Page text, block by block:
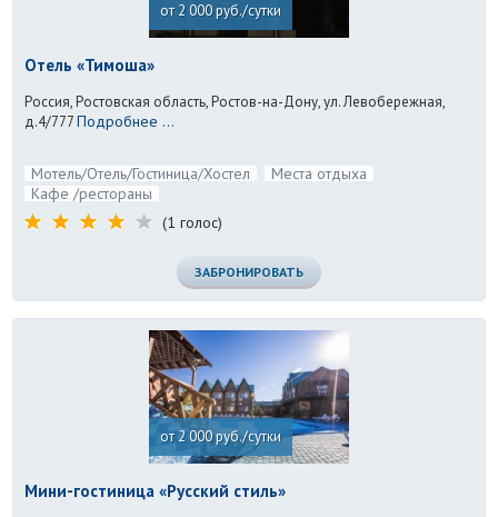
от 2 000 руб./сутки
Отель «Тимоша»
Россия, Ростовская область, Ростов-на-Дону, ул. Левобережная,
д.4/777Подробнее ...
Мотель/Отель/Гостиница/Хостел
Места отдыха
Кафе /рестораны
(1 голос)
ЗАБРОНИРОВАТЬ
от 2 000 руб./сутки
Мини-гостиница «Русский стиль»